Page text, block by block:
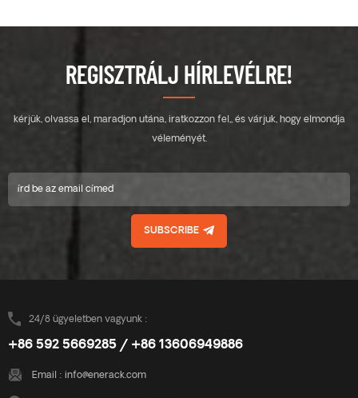
REGISZTRÁLJ HÍRLEVÉLRE!
kérjük, olvassa el, maradjon utána, iratkozzon fel,, és várjuk, hogy elmondja
véleményét.
SUBSCRIBE
24/8 ügyeletben vagyunk :
+86 592 5669285 / +86 13606949886
Email : info@enerack.com